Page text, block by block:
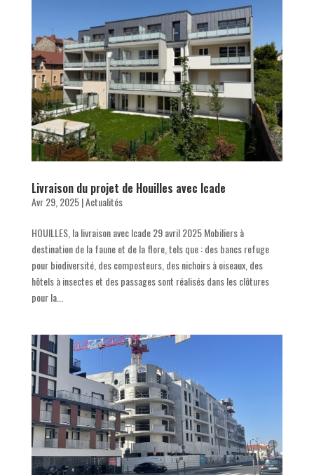
Livraison du projet de Houilles avec Icade
Avr 29, 2025|Actualités
HOUILLES, la livraison avec Icade 29 avril 2025 Mobiliers à
destination de la faune et de la flore, tels que : des bancs refuge
pour biodiversité, des composteurs, des nichoirs à oiseaux, des
hôtels à insectes et des passages sont réalisés dans les clôtures
pour la...